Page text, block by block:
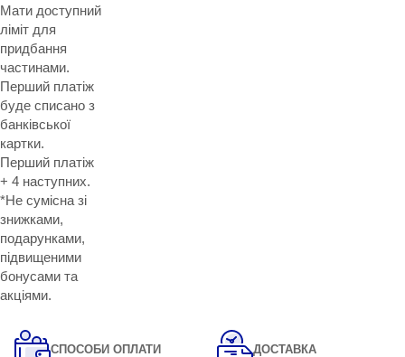
Мати доступний
ліміт для
придбання
частинами.
Перший платіж
буде списано з
банківської
картки.
Перший платіж
+ 4 наступних.
*Не сумісна зі
знижками,
подарунками,
підвищеними
бонусами та
акціями.
СПОСОБИ ОПЛАТИ ДОСТАВКА